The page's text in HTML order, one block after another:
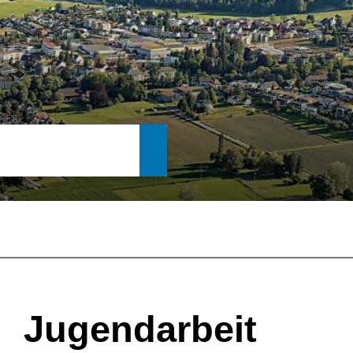
Suche starten
Jugendarbeit